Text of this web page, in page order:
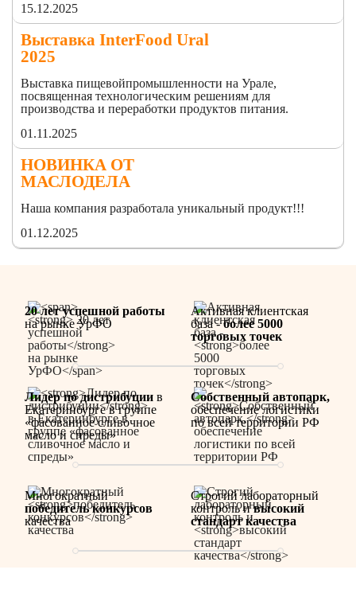
15.12.2025
Выставка InterFood Ural
2025
Выставка пищевойпромышленности на Урале,
посвященная технологическим решениям для
производства и переработки продуктов питания.
01.11.2025
НОВИНКА ОТ
МАСЛОДЕЛА
Наша компания разработала уникальный продукт!!!
01.12.2025
20 лет успешной работы
на рынке УрФО
Активная клиентская
база -более 5000
торговых точек
Лидер по дистрибуциив
Екатеринбурге в группе
«фасованное сливочное
масло и спреды»
Собственный автопарк,
обеспечение логистики
по всей территории РФ
Многократный
победитель конкурсов
качества
Строгий лабораторный
контроль ивысокий
стандарт качества